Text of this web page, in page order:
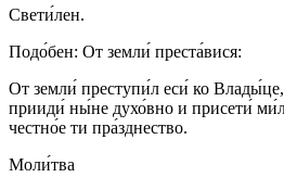
Свети́лен.
Подо́бен: От земли́ преста́вися:
От земли́ преступи́л еси́ ко
прииди́ ны́не духо́вно и присети́
честно́е ти пра́зднество.
Моли́тва